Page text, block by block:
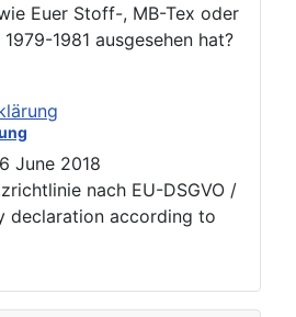
Euer Stoff-, MB-Tex oder
1981 ausgesehen hat?
June 2018
nach EU-DSGVO /
declaration according to